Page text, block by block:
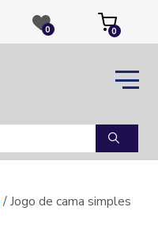
0 0
/ Jogo de cama simples